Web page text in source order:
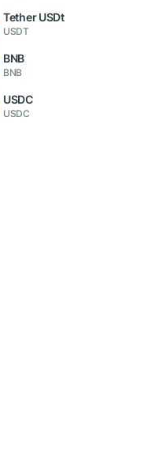
Tether USDt
USDT
BNB
BNB
USDC
USDC